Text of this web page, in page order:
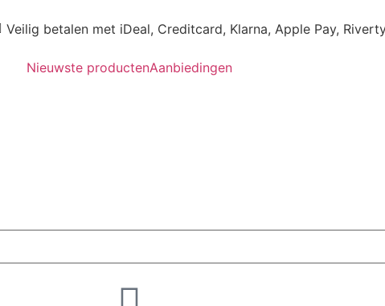
Veilig betalen met iDeal, Creditcard, Klarna, Apple Pay,
Nieuwste productenAanbiedingen